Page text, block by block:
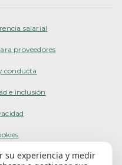
salarial
proveedores
conducta
e inclusión
Uso
su experiencia y medir